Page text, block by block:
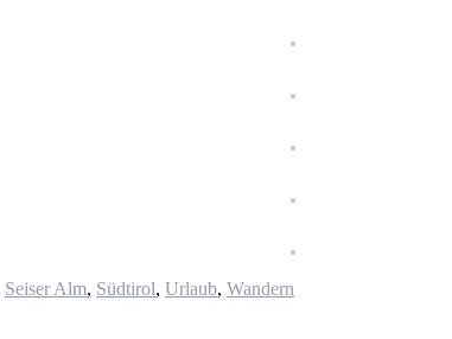
Seiser Alm, Südtirol, Urlaub, Wandern